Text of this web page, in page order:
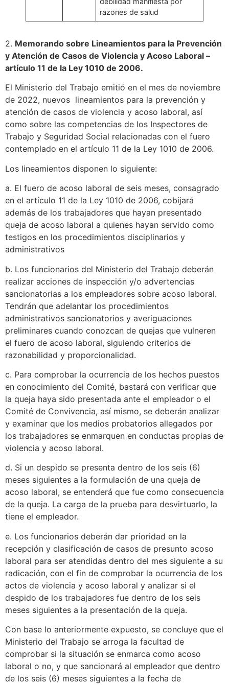
razones de salud
2. Memorando sobre Lineamientos para la Prevención
y Atención de Casos de Violencia y Acoso Laboral –
artículo 11 de la Ley 1010 de 2006.
El Ministerio del Trabajo emitió en el mes de noviembre
de 2022, nuevos lineamientos para la prevención y
atención de casos de violencia y acoso laboral, así
como sobre las competencias de los Inspectores de
Trabajo y Seguridad Social relacionadas con el fuero
contemplado en el artículo 11 de la Ley 1010 de 2006.
Los lineamientos disponen lo siguiente:
a. El fuero de acoso laboral de seis meses, consagrado
en el artículo 11 de la Ley 1010 de 2006, cobijará
además de los trabajadores que hayan presentado
queja de acoso laboral a quienes hayan servido como
testigos en los procedimientos disciplinarios y
administrativos
b. Los funcionarios del Ministerio del Trabajo deberán
realizar acciones de inspección y/o advertencias
sancionatorias a los empleadores sobre acoso laboral.
Tendrán que adelantar los procedimientos
administrativos sancionatorios y averiguaciones
preliminares cuando conozcan de quejas que vulneren
el fuero de acoso laboral, siguiendo criterios de
razonabilidad y proporcionalidad.
c. Para comprobar la ocurrencia de los hechos puestos
en conocimiento del Comité, bastará con verificar que
la queja haya sido presentada ante el empleador o el
Comité de Convivencia, así mismo, se deberán analizar
y examinar que los medios probatorios allegados por
los trabajadores se enmarquen en conductas propias de
violencia y acoso laboral.
d. Si un despido se presenta dentro de los seis (6)
meses siguientes a la formulación de una queja de
acoso laboral, se entenderá que fue como consecuencia
de la queja. La carga de la prueba para desvirtuarlo, la
tiene el empleador.
e. Los funcionarios deberán dar prioridad en la
recepción y clasificación de casos de presunto acoso
laboral para ser atendidas dentro del mes siguiente a su
radicación, con el fin de comprobar la ocurrencia de los
actos de violencia y acoso laboral y analizar si el
despido de los trabajadores fue dentro de los seis
meses siguientes a la presentación de la queja.
Con base lo anteriormente expuesto, se concluye que el
Ministerio del Trabajo se arroga la facultad de
comprobar si la situación se enmarca como acoso
laboral o no, y que sancionará al empleador que dentro
de los seis (6) meses siguientes a la fecha de